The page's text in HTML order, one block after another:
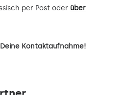
per Post oder über
Kontaktaufnahme!